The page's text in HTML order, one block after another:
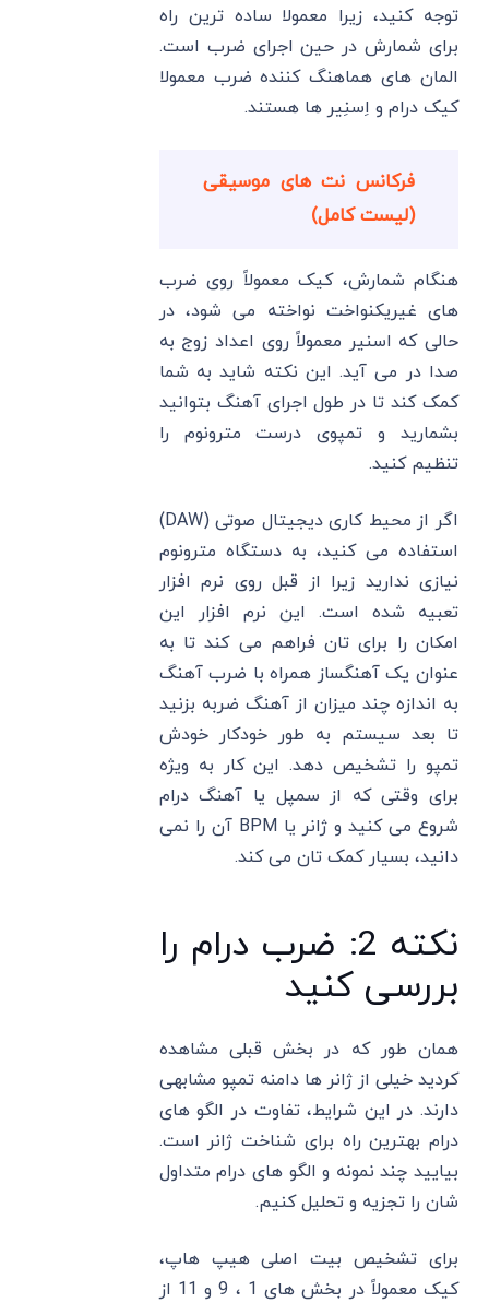
توجه کنید، زیرا معمولا ساده ترین راه
برای شمارش در حین اجرای ضرب است.
المان های هماهنگ کننده ضرب معمولا
کیک درام و اِسنِیر ها هستند.
فرکانس نت های موسیقی
(لیست کامل)
هنگام شمارش، کیک معمولاً روی ضرب
های غیریکنواخت نواخته می شود، در
حالی که اسنیر معمولاً روی اعداد زوج به
صدا در می آید. این نکته شاید به شما
کمک کند تا در طول اجرای آهنگ بتوانید
بشمارید و تمپوی درست مترونوم را
تنظیم کنید.
اگر از محیط کاری دیجیتال صوتی (DAW)
استفاده می کنید، به دستگاه مترونوم
نیازی ندارید زیرا از قبل روی نرم افزار
تعبیه شده است. این نرم افزار این
امکان را برای تان فراهم می کند تا به
عنوان یک آهنگساز همراه با ضرب آهنگ
به اندازه چند میزان از آهنگ ضربه بزنید
تا بعد سیستم به طور خودکار خودش
تمپو را تشخیص دهد. این کار به ویژه
برای وقتی که از سمپل یا آهنگ درام
شروع می کنید و ژانر یا BPM آن را نمی
دانید، بسیار کمک تان می کند.
نکته 2: ضرب درام را
بررسی کنید
همان طور که در بخش قبلی مشاهده
کردید خیلی از ژانر ها دامنه تمپو مشابهی
دارند. در این شرایط، تفاوت در الگو های
درام بهترین راه برای شناخت ژانر است.
بیایید چند نمونه و الگو های درام متداول
شان را تجزیه و تحلیل کنیم.
برای تشخیص بیت اصلی هیپ هاپ،
کیک معمولاً در بخش های 1 ، 9 و 11 از